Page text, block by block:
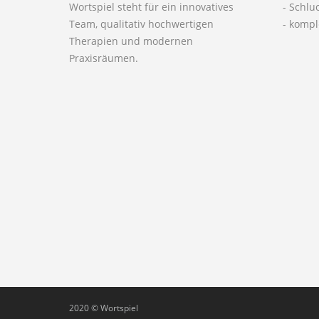
Wortspiel steht für ein innovatives
Team, qualitativ hochwertigen
Therapien und modernen
Praxisräumen.
-
-
2020 © Wortspiel